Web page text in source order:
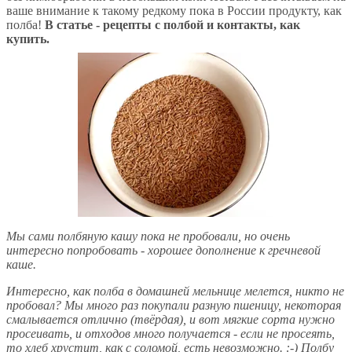
ваше внимание к такому редкому пока в России продукту, как
полба! В статье - рецепты с полбой и контакты, как
купить.
Мы сами полбяную кашу пока не пробовали, но очень
интересно попробовать - хорошее дополнение к гречневой
каше.
Интересно, как полба в домашней мельнице мелется, никто не
пробовал? Мы много раз покупали разную пшеницу, некоторая
смалывается отлично (твёрдая), и вот мягкие сорта нужно
просеивать, и отходов много получается - если не просеять,
то хлеб хрустит, как с соломой, есть невозможно. :-) Полбу